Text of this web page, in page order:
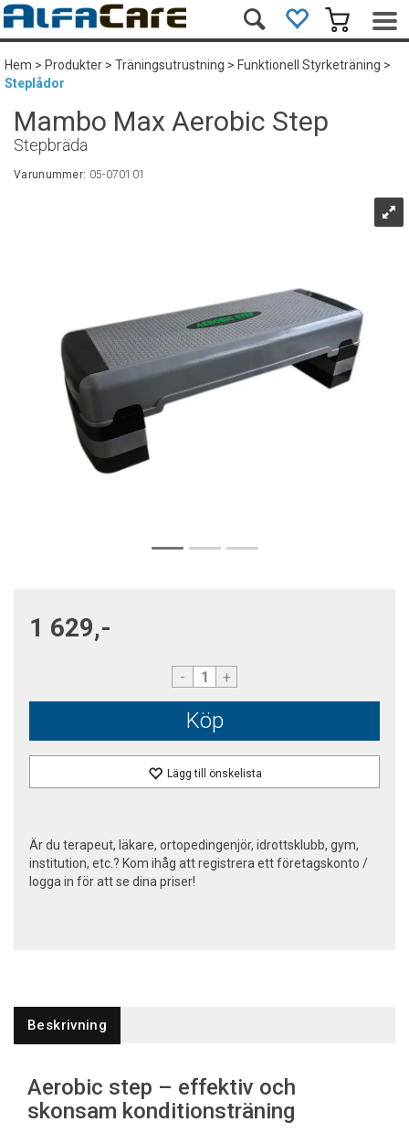
Hem>Produkter>Träningsutrustning>Funktionell Styrketräning>
Steplådor
Mambo Max Aerobic Step
Stepbräda
Varunummer: 05-070101
1 629,-
- +
Köp
Lägg till önskelista
Är du terapeut, läkare, ortopedingenjör, idrottsklubb, gym,
institution, etc.? Kom ihåg att registrera ett företagskonto /
logga in för att se dina priser!
Beskrivning
Aerobic step – effektiv och
skonsam konditionsträning